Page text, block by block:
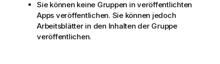
Sie können keine Gruppen in veröffentlichten
Apps veröffentlichen. Sie können jedoch
Arbeitsblätter in den Inhalten der Gruppe
veröffentlichen.